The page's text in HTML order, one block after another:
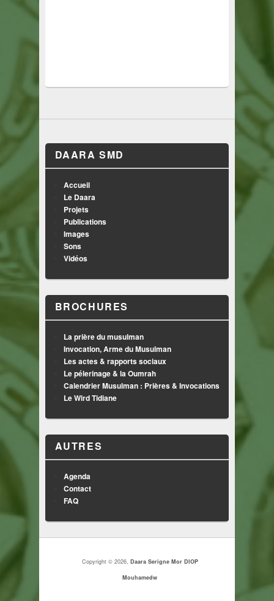
DAARA SMD
Accueil
Le Daara
Projets
Publications
Images
Sons
Vidéos
BROCHURES
La prière du musulman
Invocation, Arme du Musulman
Les actes & rapports sociaux
Le pélerinage & la Oumrah
Calendrier Musulman : Prières & Invocations
Le Wird Tidiane
AUTRES
Agenda
Contact
FAQ
Copyright © 2026, Daara Serigne Mor DIOP
Mouhamedw